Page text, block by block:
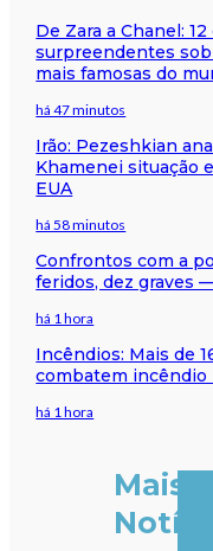
De Zara a Chanel:
surpreendentes
mais famosas do
há 47 minutos
Irão: Pezeshkian
Khamenei situação
EUA
há 58 minutos
Confrontos com a
feridos, dez graves
há 1 hora
Incêndios: Mais de
combatem incêndio
há 1 hora
Mais